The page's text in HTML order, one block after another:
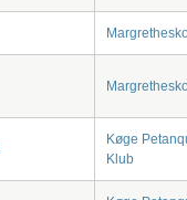
Køge
Klub